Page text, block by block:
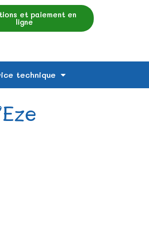
et paiement en
ligne
technique